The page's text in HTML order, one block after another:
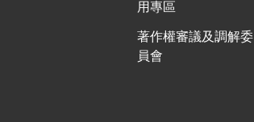
用專區
著作權審議及調解委
員會